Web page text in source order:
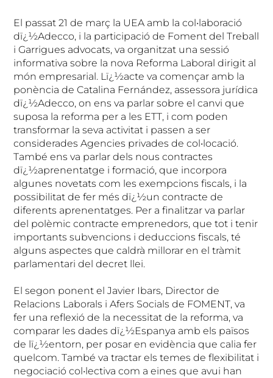
El passat 21 de març la UEA amb la col•laboració
dï¿½Adecco, i la participació de Foment del Treball
i Garrigues advocats, va organitzat una sessió
informativa sobre la nova Reforma Laboral dirigit al
món empresarial. Lï¿½acte va començar amb la
ponència de Catalina Fernández, assessora jurídica
dï¿½Adecco, on ens va parlar sobre el canvi que
suposa la reforma per a les ETT, i com poden
transformar la seva activitat i passen a ser
considerades Agencies privades de col•locació.
També ens va parlar dels nous contractes
dï¿½aprenentatge i formació, que incorpora
algunes novetats com les exempcions fiscals, i la
possibilitat de fer més dï¿½un contracte de
diferents aprenentatges. Per a finalitzar va parlar
del polèmic contracte emprenedors, que tot i tenir
importants subvencions i deduccions fiscals, té
alguns aspectes que caldrà millorar en el tràmit
parlamentari del decret llei.
El segon ponent el Javier Ibars, Director de
Relacions Laborals i Afers Socials de FOMENT, va
fer una reflexió de la necessitat de la reforma, va
comparar les dades dï¿½Espanya amb els països
de lï¿½entorn, per posar en evidència que calia fer
quelcom. També va tractar els temes de flexibilitat i
negociació col•lectiva com a eines que avui han